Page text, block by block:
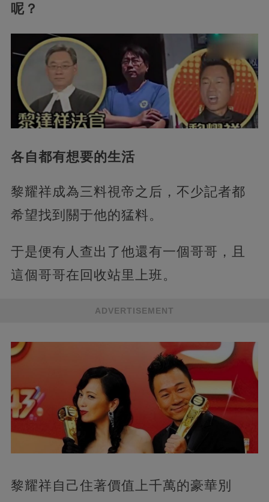
呢？
各自都有想要的生活
黎耀祥成為三料視帝之后，不少記者都
希望找到關于他的猛料。
于是便有人查出了他還有一個哥哥，且
這個哥哥在回收站里上班。
ADVERTISEMENT
黎耀祥自己住著價值上千萬的豪華別